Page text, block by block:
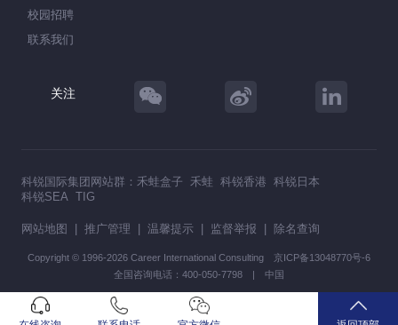
校园招聘
联系我们
关注
科锐国际集团网站群： 禾蛙盒子 禾蛙 科锐香港 科锐日本
科锐SEA TIG
网站地图 推广管理 温馨提示 监督举报 除名查询
Copyright © 1996-2026 Career International Consulting 京ICP备13048770号-6
全国咨询电话：400-050-7798 | 中国